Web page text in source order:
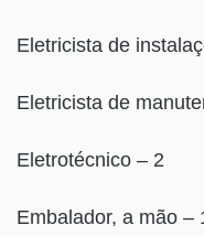
Eletricista de
Eletricista de
Eletrotécnico – 2
Embalador, a mão –